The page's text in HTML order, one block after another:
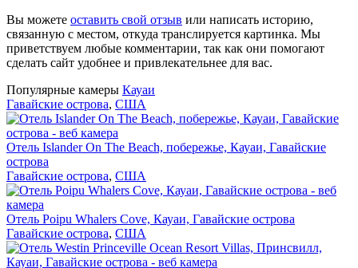
Вы можете оставить свой отзыв или написать историю,
связанную с местом, откуда транслируется картинка. Мы
приветствуем любые комментарии, так как они помогают
сделать сайт удобнее и привлекательнее для вас.
Популярные камеры Кауаи
Гавайские острова, США
Отель Islander On The Beach, побережье, Кауаи, Гавайские
острова
Гавайские острова, США
Отель Poipu Whalers Cove, Кауаи, Гавайские острова
Гавайские острова, США